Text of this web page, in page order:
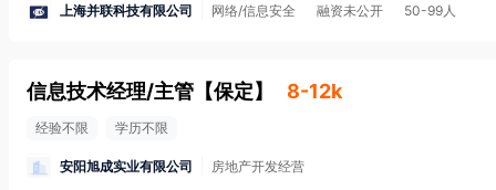
上海并联科技有限公司 网络/信息安全 融资未公开 50-99人
信息技术经理/主管 【保定】 8-12k
经验不限 学历不限
安阳旭成实业有限公司 房地产开发经营